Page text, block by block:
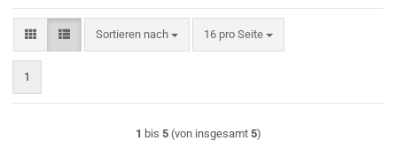
Sortieren nach
Sortieren nach 16 pro Seite
pro Seite
1
1 bis 5 (von insgesamt 5)